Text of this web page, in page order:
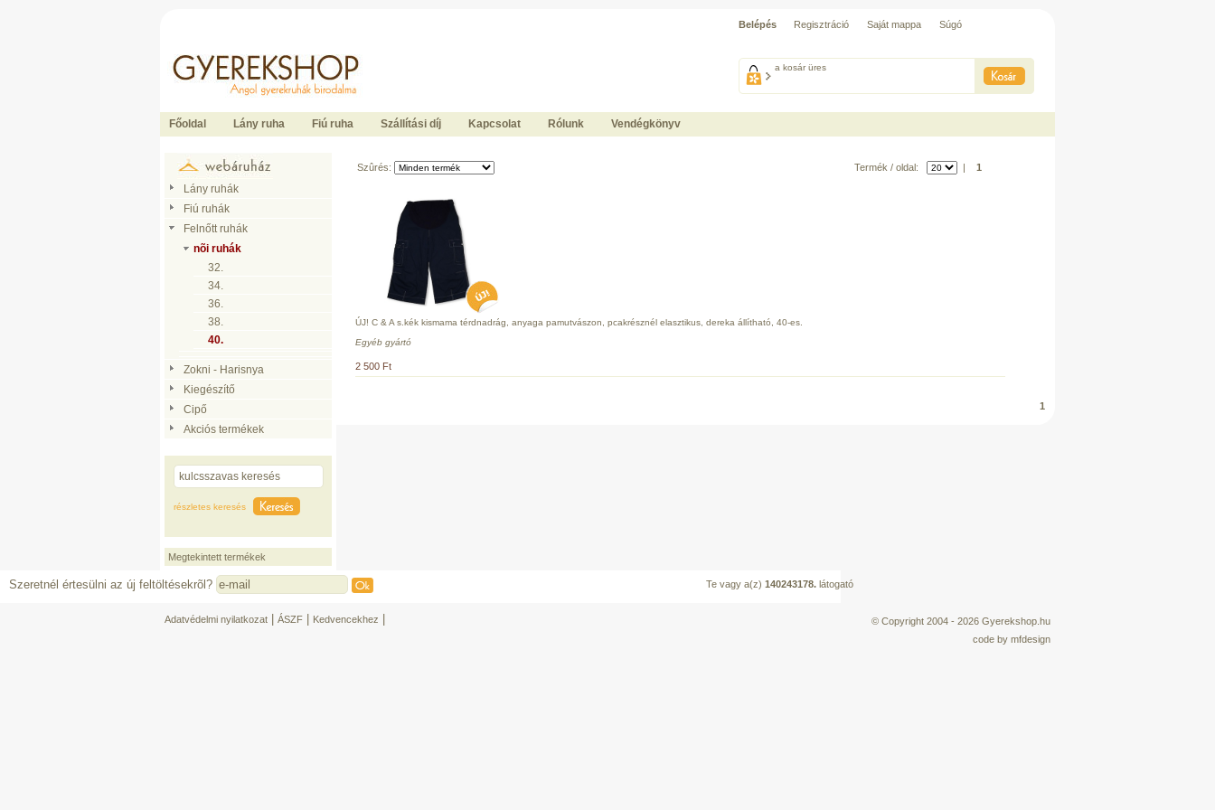
Belépés Regisztráció Saját mappa
Súgó
a kosár üres
Főoldal Lány ruha Fiú ruha Szállítási díj Kapcsolat Rólunk Vendégkönyv
Lány ruhák
Fiú ruhák
Felnőtt ruhák
nõi ruhák
32.
34.
36.
38.
40.
Zokni - Harisnya
Kiegészítő
Cipő
Akciós termékek
részletes keresés
Megtekintett termékek
Szûrés: Termék / oldal: | 1
ÚJ! C & A s.kék kismama térdnadrág, anyaga pamutvászon, pcakrésznél elasztikus, dereka állítható, 40-es.
Egyéb gyártó
2 500 Ft
1
Szeretnél értesülni az új feltöltésekrõl? Te vagy a(z) 140243178. látogató
Adatvédelmi nyilatkozat ÁSZF Kedvencekhez © Copyright 2004 - 2026 Gyerekshop.hu
code by mfdesign